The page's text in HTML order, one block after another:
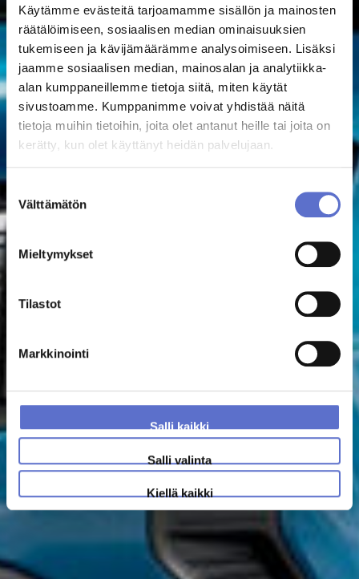
Käytämme evästeitä tarjoamamme sisällön ja mainosten
räätälöimiseen, sosiaalisen median ominaisuuksien
tukemiseen ja kävijämäärämme analysoimiseen. Lisäksi
jaamme sosiaalisen median, mainosalan ja analytiikka-
alan kumppaneillemme tietoja siitä, miten käytät
sivustoamme. Kumppanimme voivat yhdistää näitä
tietoja muihin tietoihin, joita olet antanut heille tai joita on
kerätty, kun olet käyttänyt heidän palvelujaan.
Suostumuksen
valinta
Välttämätön
Mieltymykset
Tilastot
Markkinointi
Salli kaikki
Salli valinta
Kiellä kaikki